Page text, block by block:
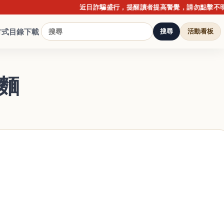
近日詐騙盛行，提醒讀者提高警覺，請勿點擊不明連結
式目錄下載 搜尋 活動看板